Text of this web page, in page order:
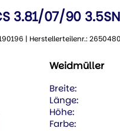
3.81/07/90
| Herstellerteilenr.:
Weidmüller
Breite:
Länge:
Höhe:
Farbe: